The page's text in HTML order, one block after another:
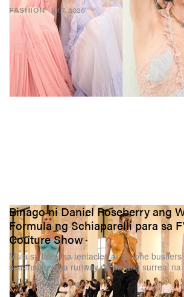
FASHION Jul 7, 2026
FASHION
Binago ni Daniel Roseberry ang
Formula ng Schiaparelli para sa
Couture Show
Mula sa latex na tentacles at silicone
sea‑inspired na runway na parang surreal
Jul 7, 2026